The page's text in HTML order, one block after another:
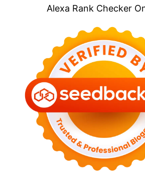
Alexa Rank Checker